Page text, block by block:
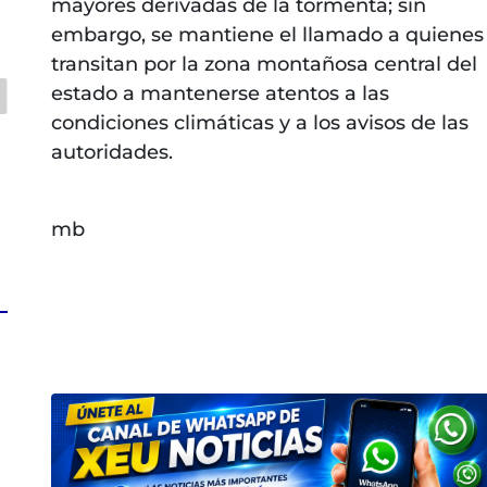
mayores derivadas de la tormenta; sin
embargo, se mantiene el llamado a quienes
transitan por la zona montañosa central del
estado a mantenerse atentos a las
condiciones climáticas y a los avisos de las
autoridades.
mb